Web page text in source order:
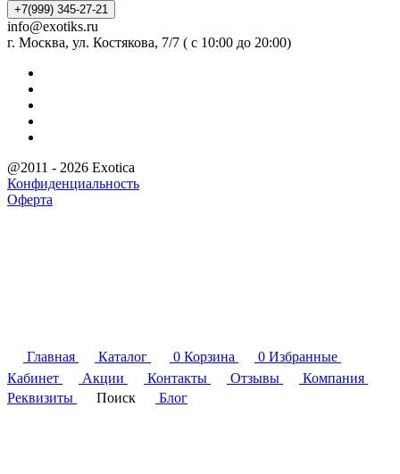
+7(999) 345-27-21
info@exotiks.ru
г. Москва, ул. Костякова, 7/7 ( с 10:00 до 20:00)
@2011 - 2026 Exotica
Конфиденциальность
Оферта
Главная Каталог 0 Корзина 0 Избранные
Кабинет
Акции Контакты Отзывы
Компания
Реквизиты
Поиск Блог